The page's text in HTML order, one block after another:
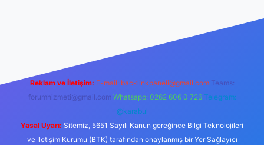
Reklam ve İletişim: E-mail: backlinkpaneli@gmail.com Teams:
forumhizmeti@gmail.com Whatsapp: 0262 606 0 726 Telegram:
@karabul
Yasal Uyarı: Sitemiz, 5651 Sayılı Kanun gereğince Bilgi Teknolojileri
ve İletişim Kurumu (BTK) tarafından onaylanmış bir Yer Sağlayıcı